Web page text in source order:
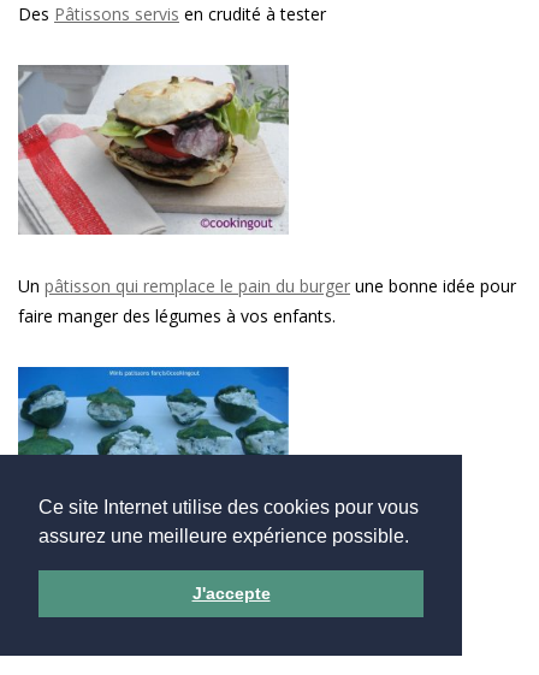
Ce site Internet utilise des cookies pour vous
assurez une meilleure expérience possible.
J'accepte
Des Pâtissons servis en crudité à tester
Un pâtisson qui remplace le pain du burger une bonne idée pour
faire manger des légumes à vos enfants.